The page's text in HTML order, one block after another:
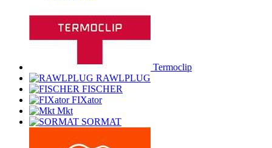
Termoclip
RAWLPLUG
FISCHER
FIXator
Mkt
SORMAT